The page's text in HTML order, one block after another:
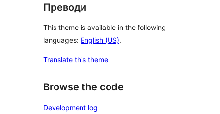
Преводи
This theme is available in the following
languages: English (US).
Translate this theme
Browse the code
Development log